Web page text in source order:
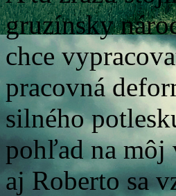
gruzínsky
chce
pracovná
silného
pohľad na môj
aj Roberto sa